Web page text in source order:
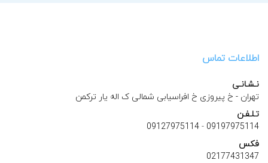
اطلاعات تماس
نـشـانـی
تهران - خ پیروزی خ افراسیابی شمالی ک اله یار ترکمن
تـلـفـن
09197975114
-
09127975114
فکس
02177431347